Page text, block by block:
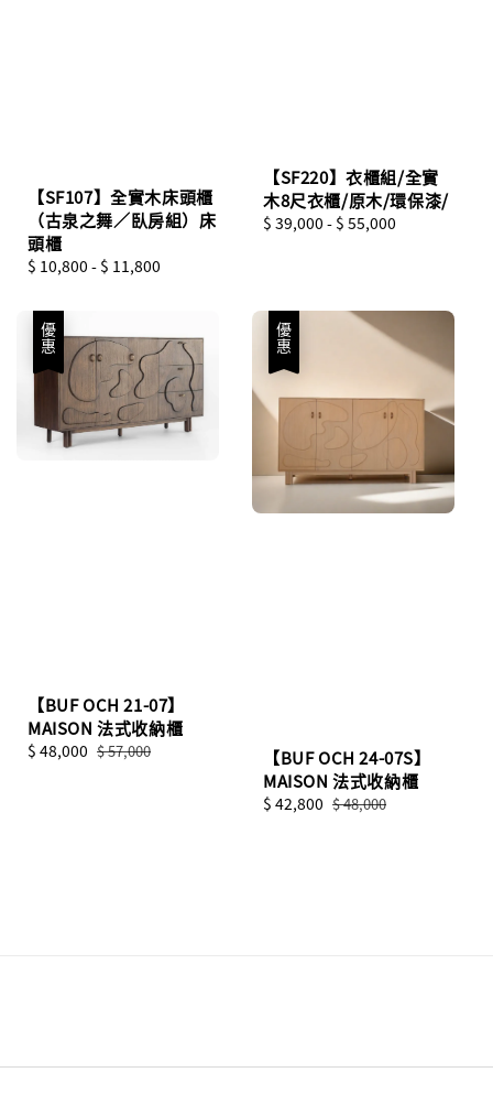
【SF107】全實木床頭櫃
（古泉之舞／臥房組）床
頭櫃
Regular
$ 10,800 - $ 11,800
【SF220】衣櫃組/全實
木8尺衣櫃/原木/環保漆/
Regular
$ 39,000 - $ 55,000
優惠
【BUF OCH 21-07】
MAISON 法式收納櫃
Sale
$ 48,000 Regular
$ 57,000
優惠
【BUF OCH 24-07S】
MAISON 法式收納櫃
Sale
$ 42,800 Regular
$ 48,000